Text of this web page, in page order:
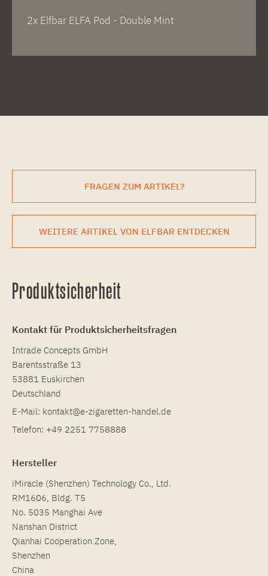
2x Elfbar ELFA Pod - Double Mint
FRAGEN ZUM ARTIKEL?
WEITERE ARTIKEL VON ELFBAR ENTDECKEN
Produktsicherheit
Kontakt für Produktsicherheitsfragen
Intrade Concepts GmbH
Barentsstraße 13
53881 Euskirchen
Deutschland
E-Mail: kontakt@e-zigaretten-handel.de
Telefon: +49 2251 7758888
Hersteller
iMiracle (Shenzhen) Technology Co., Ltd.
RM1606, Bldg. T5
No. 5035 Manghai Ave
Nanshan District
Qianhai Cooperation Zone,
Shenzhen
China